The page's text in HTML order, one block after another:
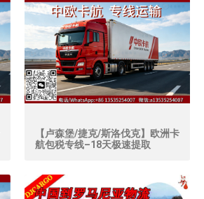
【卢森堡/捷克/斯洛伐克】欧洲卡
航包税专线–18天极速提取